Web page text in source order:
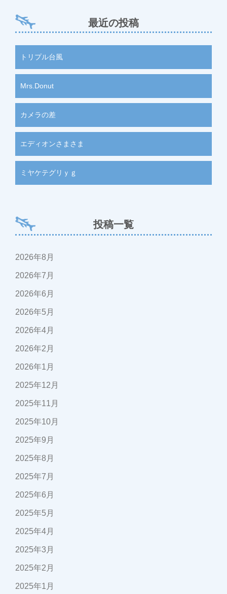
最近の投稿
トリプル台風
Mrs.Donut
カメラの差
エディオンさまさま
ミヤケテグリｙｇ
投稿一覧
2026年8月
2026年7月
2026年6月
2026年5月
2026年4月
2026年2月
2026年1月
2025年12月
2025年11月
2025年10月
2025年9月
2025年8月
2025年7月
2025年6月
2025年5月
2025年4月
2025年3月
2025年2月
2025年1月